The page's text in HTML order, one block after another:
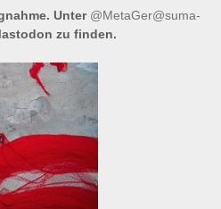
Unter @MetaGer@suma-
zu finden.